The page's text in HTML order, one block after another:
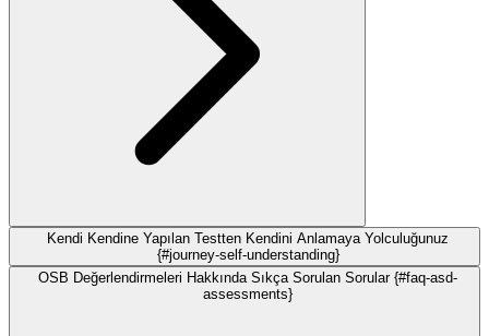
Kendi Kendine Yapılan Testten Kendini Anlamaya Yolculuğunuz
{#journey-self-understanding}
OSB Değerlendirmeleri Hakkında Sıkça Sorulan Sorular {#faq-asd-
assessments}